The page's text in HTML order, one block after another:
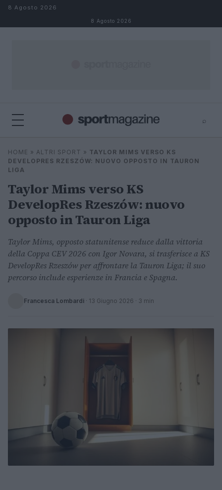
Salta al contenuto
8 Agosto 2026
8 Agosto 2026
⌕
Cerca
HOME » ALTRI SPORT » TAYLOR MIMS VERSO KS
DEVELOPRES RZESZÓW: NUOVO OPPOSTO IN TAURON
LIGA
Taylor Mims verso KS
DevelopRes Rzeszów: nuovo
opposto in Tauron Liga
Taylor Mims, opposto statunitense reduce dalla vittoria
della Coppa CEV 2026 con Igor Novara, si trasferisce a KS
DevelopRes Rzeszów per affrontare la Tauron Liga; il suo
percorso include esperienze in Francia e Spagna.
Francesca Lombardi · 13 Giugno 2026 · 3 min